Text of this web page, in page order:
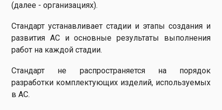
(далее - организациях).
Стандарт устанавливает стадии и этапы создания и
развития АС и основные результаты выполнения
работ на каждой стадии.
Стандарт не распространяется на порядок
разработки комплектующих изделий, используемых
в АС.